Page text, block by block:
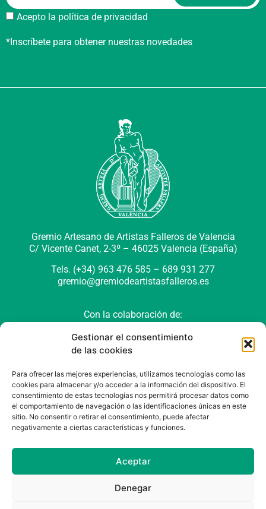
Gestionar el consentimiento
de las cookies
Para ofrecer las mejores experiencias, utilizamos tecnologías como las
cookies para almacenar y/o acceder a la información del dispositivo. El
consentimiento de estas tecnologías nos permitirá procesar datos como
el comportamiento de navegación o las identificaciones únicas en este
sitio. No consentir o retirar el consentimiento, puede afectar
negativamente a ciertas características y funciones.
Aceptar
Denegar
Acepto la política de privacidad
*Inscríbete para obtener nuestras novedades
Gremio Artesano de Artistas Falleros de Valencia
C/ Vicente Canet, 2-3º – 46025 Valencia (España)
Tels. (+34) 963 476 585 – 689 931 277
gremio@gremiodeartistasfalleros.es
Con la colaboración de:
Política de cookies (UE) Política de privacidad
Aviso Legal